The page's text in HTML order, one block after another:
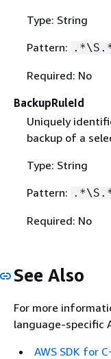
Type: String
Pattern:
Required: No
BackupRuleId
Uniquely
backup of a
Type: String
Pattern:
Required: No
See Also
For more
language-specific
AWS SDK for